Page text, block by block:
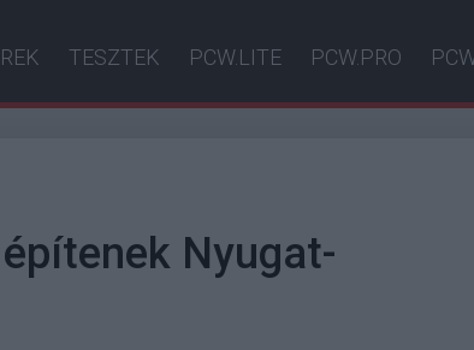
TESZTEK PCW.LITE PCW.PRO
Nyugat-